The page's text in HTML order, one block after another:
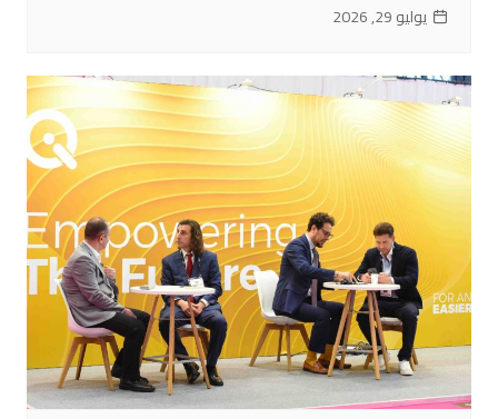
يوليو 29, 2026